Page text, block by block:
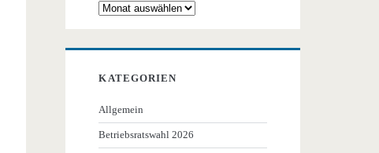
Archiv
KATEGORIEN
Allgemein
Betriebsratswahl 2026